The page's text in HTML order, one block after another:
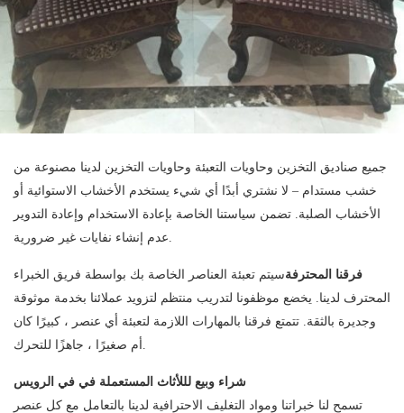
جميع صناديق التخزين وحاويات التعبئة وحاويات التخزين لدينا مصنوعة من
خشب مستدام – لا نشتري أبدًا أي شيء يستخدم الأخشاب الاستوائية أو
الأخشاب الصلبة. تضمن سياستنا الخاصة بإعادة الاستخدام وإعادة التدوير
فرقنا المحترفةسيتم تعبئة العناصر الخاصة بك بواسطة فريق الخبراء
المحترف لدينا. يخضع موظفونا لتدريب منتظم لتزويد عملائنا بخدمة موثوقة
وجديرة بالثقة. تتمتع فرقنا بالمهارات اللازمة لتعبئة أي عنصر ، كبيرًا كان
شراء وبيع لللأثاث المستعملة في في الرويس
تسمح لنا خبراتنا ومواد التغليف الاحترافية لدينا بالتعامل مع كل عنصر